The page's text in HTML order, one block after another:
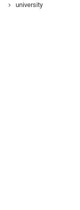
university